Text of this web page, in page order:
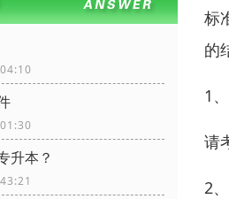
升本？
标
的
1
请
2